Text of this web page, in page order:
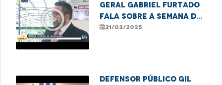
play_circle_outline
geral Gabriel Furtado
fala sobre a Semana de
Conciliação
31/03/2025
Defensor público Gil